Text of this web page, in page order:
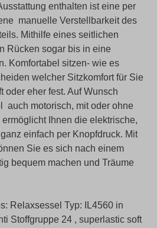
enthalten ist eine per
manuelle Verstellbarkeit des
Mithilfe eines seitlichen
Rücken sogar bis in eine
Komfortabel sitzen- wie es
welcher Sitzkomfort für Sie
oder eher fest. Auf Wunsch
auch motorisch, mit oder ohne
Ihnen die elektrische,
einfach per Knopfdruck. Mit
Sie es sich nach einem
bequem machen und Träume
Relaxsessel Typ: IL4560 in
Stoffgruppe 24 , superlastic soft